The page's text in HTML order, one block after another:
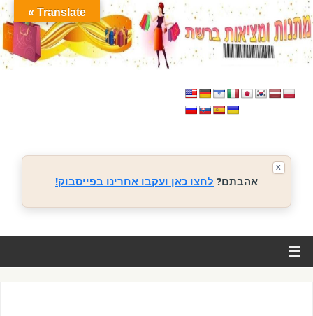
אהבתם? לחצו כאן ועקבו אחרינו בפייסבוק!
X
Translate »